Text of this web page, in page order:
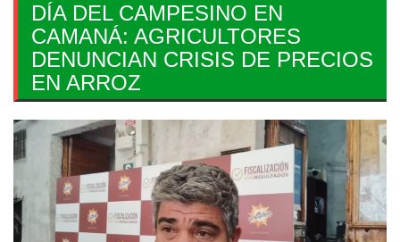
DÍA DEL CAMPESINO EN
CAMANÁ: AGRICULTORES
DENUNCIAN CRISIS DE PRECIOS
EN ARROZ